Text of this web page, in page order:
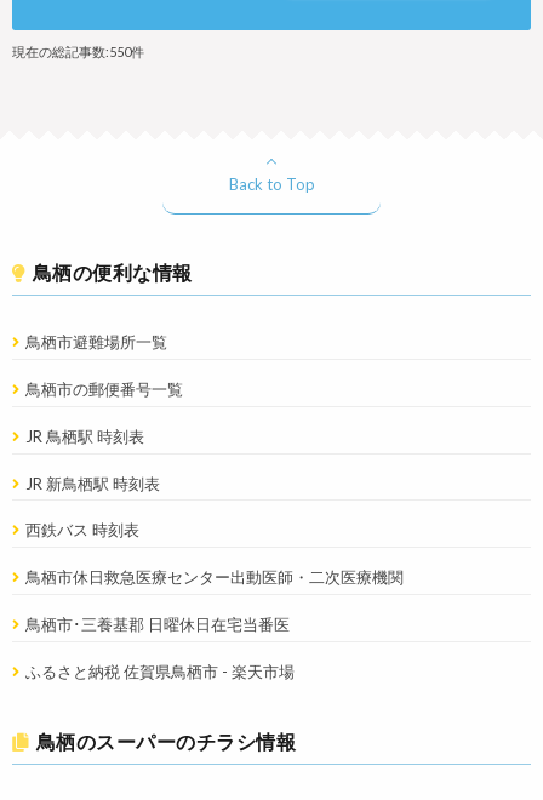
現在の総記事数:550件
Back to Top
鳥栖の便利な情報
鳥栖市避難場所一覧
鳥栖市の郵便番号一覧
JR 鳥栖駅 時刻表
JR 新鳥栖駅 時刻表
西鉄バス 時刻表
鳥栖市休日救急医療センター出動医師・二次医療機関
鳥栖市･三養基郡 日曜休日在宅当番医
ふるさと納税 佐賀県鳥栖市 - 楽天市場
鳥栖のスーパーのチラシ情報